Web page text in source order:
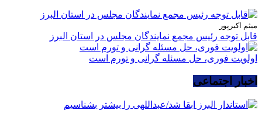
میثم اکبرپور
قابل توجه رئیس مجمع نمایندگان مجلس در استان البرز
اولویت فوری، حل مسئله گرانی و تورم است
اخبار اجتماعی